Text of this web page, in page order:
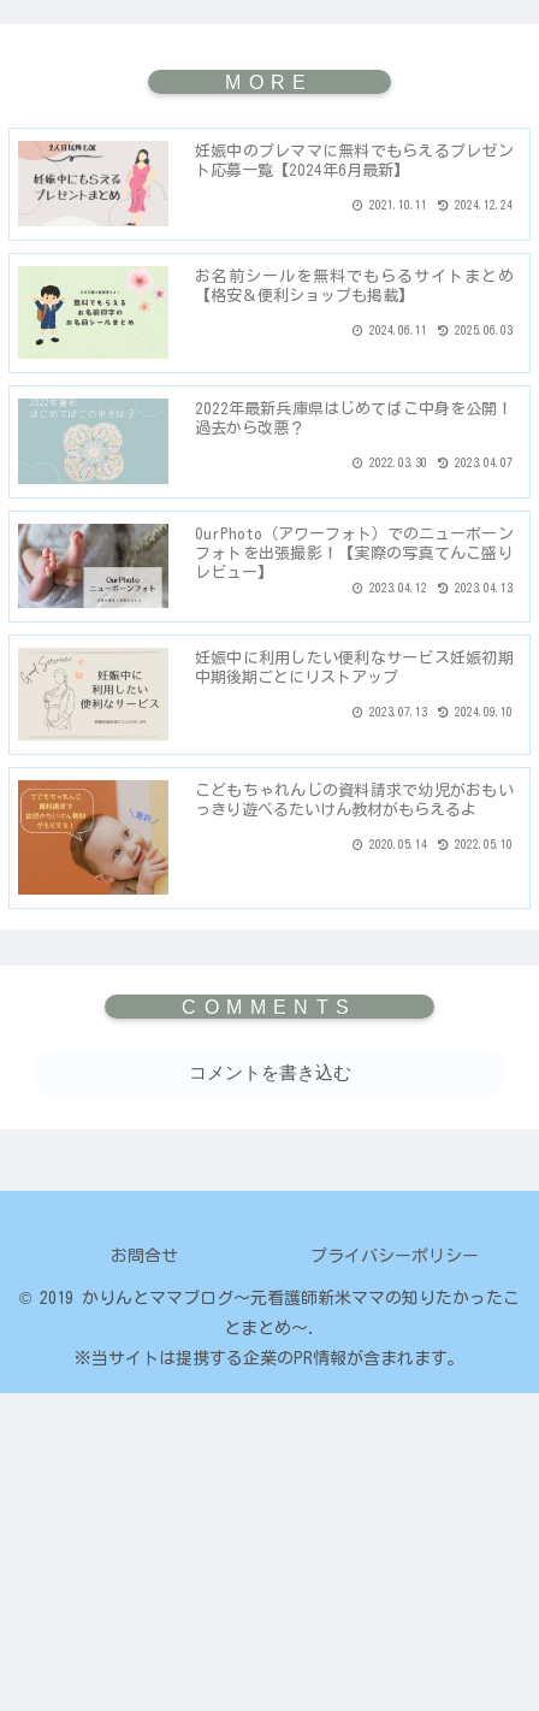
妊娠中のプレママに無料でもらえるプレゼン
ト応募一覧【2024年6月最新】
2021.10.11 2024.12.24
お名前シールを無料でもらるサイトまとめ
【格安＆便利ショップも掲載】
2024.06.11 2025.06.03
2022年最新兵庫県はじめてばこ中身を公開！
過去から改悪？
2022.03.30 2023.04.07
OurPhoto（アワーフォト）でのニューボーン
フォトを出張撮影！【実際の写真てんこ盛り
レビュー】
2023.04.12 2023.04.13
妊娠中に利用したい便利なサービス妊娠初期
中期後期ごとにリストアップ
2023.07.13 2024.09.10
こどもちゃれんじの資料請求で幼児がおもい
っきり遊べるたいけん教材がもらえるよ
2020.05.14 2022.05.10
コメントを書き込む
お問合せ プライバシーポリシー
© 2019 かりんとママブログ～元看護師新米ママの知りたかったこ
とまとめ～.
※当サイトは提携する企業のPR情報が含まれます。